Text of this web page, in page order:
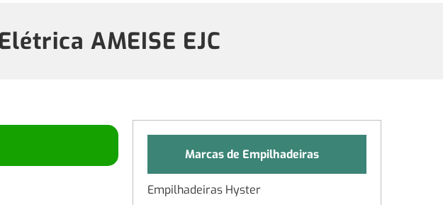
AMEISE EJC
Marcas de Empilhadeiras
Empilhadeiras Hyster